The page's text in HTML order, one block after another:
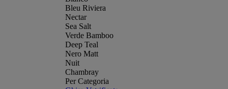
Bleu Riviera
Nectar
Sea Salt
Verde Bamboo
Deep Teal
Nero Matt
Nuit
Chambray
Per Categoria